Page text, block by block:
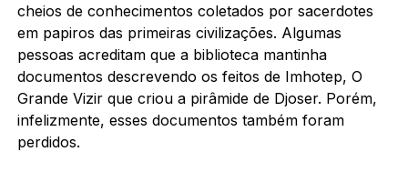
cheios de conhecimentos coletados por sacerdotes
em papiros das primeiras civilizações. Algumas
pessoas acreditam que a biblioteca mantinha
documentos descrevendo os feitos de Imhotep, O
Grande Vizir que criou a pirâmide de Djoser. Porém,
infelizmente, esses documentos também foram
perdidos.